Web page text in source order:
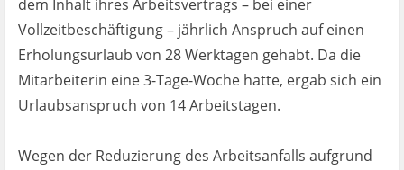
News
Impressum
Datenschutz
dem Inhalt ihres Arbeitsvertrags – bei einer
Vollzeitbeschäftigung – jährlich Anspruch auf einen
Erholungsurlaub von 28 Werktagen gehabt. Da die
Mitarbeiterin eine 3-Tage-Woche hatte, ergab sich ein
Urlaubsanspruch von 14 Arbeitstagen.
Wegen der Reduzierung des Arbeitsanfalls aufgrund